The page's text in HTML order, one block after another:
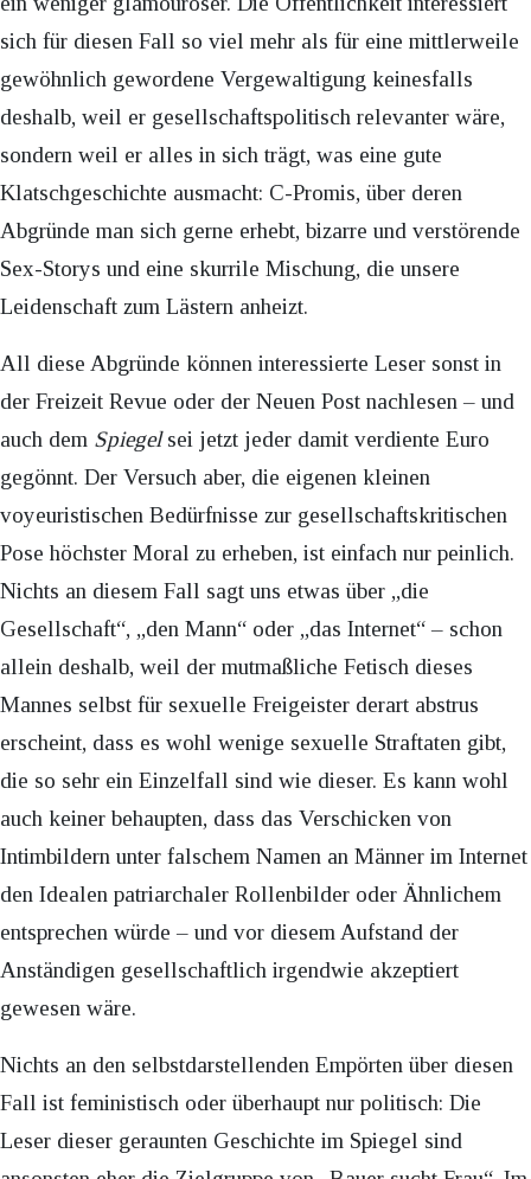
sich für diesen Fall so viel mehr als für eine mittlerweile
gewöhnlich gewordene Vergewaltigung keinesfalls
deshalb, weil er gesellschaftspolitisch relevanter wäre,
sondern weil er alles in sich trägt, was eine gute
Klatschgeschichte ausmacht: C-Promis, über deren
Abgründe man sich gerne erhebt, bizarre und verstörende
Sex-Storys und eine skurrile Mischung, die unsere
Leidenschaft zum Lästern anheizt.
All diese Abgründe können interessierte Leser sonst in
der Freizeit Revue oder der Neuen Post nachlesen – und
auch dem Spiegelsei jetzt jeder damit verdiente Euro
gegönnt. Der Versuch aber, die eigenen kleinen
voyeuristischen Bedürfnisse zur gesellschaftskritischen
Pose höchster Moral zu erheben, ist einfach nur peinlich.
Nichts an diesem Fall sagt uns etwas über „die
Gesellschaft“, „den Mann“ oder „das Internet“ – schon
allein deshalb, weil der mutmaßliche Fetisch dieses
Mannes selbst für sexuelle Freigeister derart abstrus
erscheint, dass es wohl wenige sexuelle Straftaten gibt,
die so sehr ein Einzelfall sind wie dieser. Es kann wohl
auch keiner behaupten, dass das Verschicken von
Intimbildern unter falschem Namen an Männer im Internet
den Idealen patriarchaler Rollenbilder oder Ähnlichem
entsprechen würde – und vor diesem Aufstand der
Anständigen gesellschaftlich irgendwie akzeptiert
gewesen wäre.
Nichts an den selbstdarstellenden Empörten über diesen
Fall ist feministisch oder überhaupt nur politisch: Die
Leser dieser geraunten Geschichte im Spiegel sind